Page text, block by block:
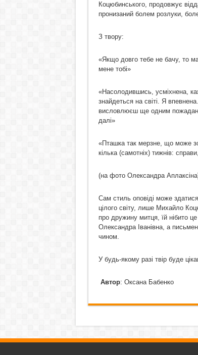
Коцюбинського, продовжує
пронизаний болем розлуки,
З твору:
«Якщо довго тебе не бачу, то
мене тобі»
«Насолодившись, усміхнена,
знайдеться на світі. Я
висловлюєш ще одним
далі»
«Пташка так мерзне, що може
кілька (самотніх) тижнів:
(на фото Олександра
Сам стиль оповіді може
цілого світу, лише Михайло
про дружину митця, їй нібито
Олександра Іванівна, а
чином.
У будь-якому разі твір буде
Автор: Оксана Бабенко